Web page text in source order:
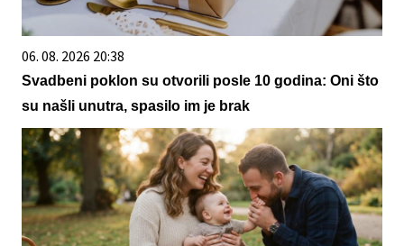
06. 08. 2026 20:38
Svadbeni poklon su otvorili posle 10 godina: Oni što
su našli unutra, spasilo im je brak